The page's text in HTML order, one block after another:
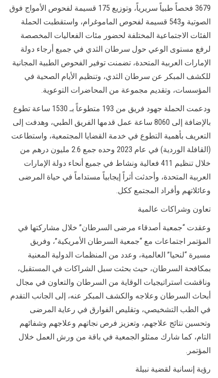
3679 فحصاً طبياً سريرياً، وتوزيع 175 قسيمة لفحوص الأمواج فوق
الصوتية و543 قسيمة لفحوص الماموغرام، واستقطبت الحملة
الفئات الاجتماعية المختلفة لحضور مئات الفعاليات المخصصة
لرفع مستوى الوعي حول سرطان الثدي في جميع أرجاء دولة
الإمارات العربية المتحدة، تضمنت توفير الفحوص الطبية المجانية
للكشف المبكر عن سرطان الثدي، وتنظيم الأيام الصحية في
المؤسسات، وتقديم مجموعة من المحاضرات التوعوية.
ودعمت الحملة جهود فريق من 193 متطوعاً بـ 1530 ساعة تطوع
بالإضافة إلى 8060 ساعة عمل قدمها الفريق الطبي، وهدفت إلى
التعريف بأهمية التطوع في خدمة القضايا المجتمعية، واستطاعت
(القافلة الوردية) في عام 2023 وحده جمع 2.6 مليون درهم من
خلال تنظيم 411 فعالية ونشاط في جميع أنحاء دولة الإمارات
العربية المتحدة، وأحدثت أثراً إيجابياً مستداماً في حياة المرضى
وعائلاتهم وأفراد المجتمع ككل.
تعاون وشراكات عالمية
وعقدت “جمعية أصدقاء مرضى السرطان” خلال مشاركتها في
المؤتمر اجتماعات مع “جمعية السرطان الأمريكية”، وفريق
مسيرة “لنحيا” العالمية، وعدد من المنظمات الدولية المعنية
بمكافحة السرطان، حيث بحثت سبل الشراكات في المستقبل،
وناقشت استراتيجيات الوقاية من السرطان والتعاون في مجال
أبحاث السرطان وعلاجه والكشف المبكر عنه، إلى الجانب التقدم
في الطب التشخيصي، وتقليص الفوارق في رعاية المرضى
وتحسين نتائج علاجهم، وتعزيز فرص نجاتهم وعلاجهم وشفائهم
التام، كما شارك ممثلو الجمعية في باقة من ورش العمل خلال
المؤتمر.
رؤية إنسانية لقضية نبيلة